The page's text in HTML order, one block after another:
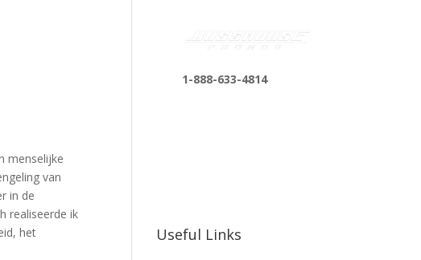
menselijke
van
in de
realiseerde ik
het
1-888-633-4814
Useful Links